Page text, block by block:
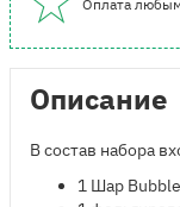
Оплата
Описание
В состав набора
1 Шар